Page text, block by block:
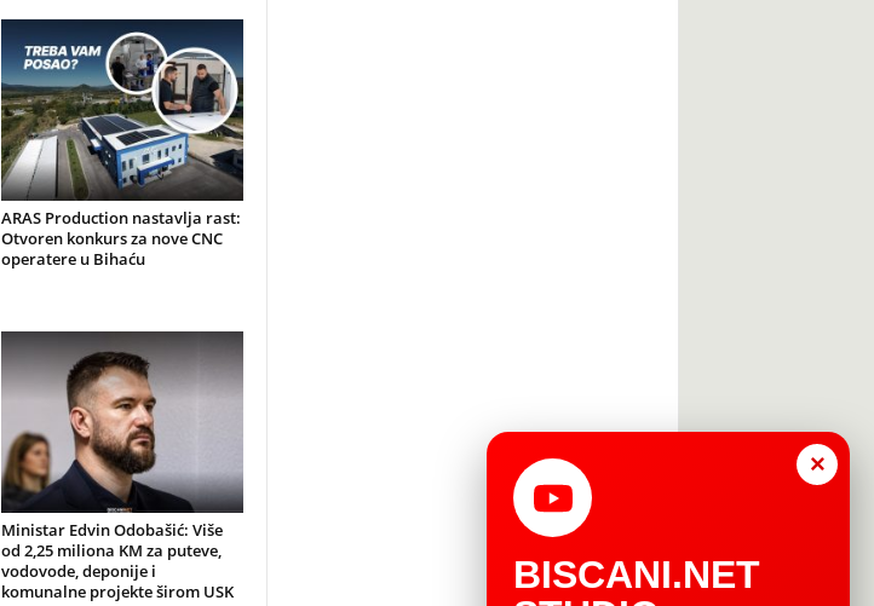
ARAS Production nastavlja rast:
Otvoren konkurs za nove CNC
operatere u Bihaću
Ministar Edvin Odobašić: Više
od 2,25 miliona KM za puteve,
vodovode, deponije i
komunalne projekte širom USK
×
BISCANI.NET